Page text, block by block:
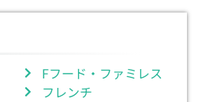
Fフード・ファミレス
フレンチ